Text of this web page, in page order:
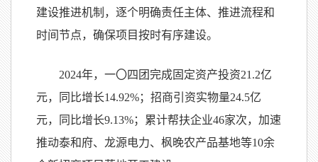
建设推进机制，逐个明确责任主体、推进流程和
时间节点，确保项目按时有序建设。
2024年，一〇四团完成固定资产投资21.2亿
元，同比增长14.92%；招商引资实物量24.5亿
元，同比增长9.13%；累计帮扶企业46家次，加速
推动泰和府、龙源电力、枫晚农产品基地等10余